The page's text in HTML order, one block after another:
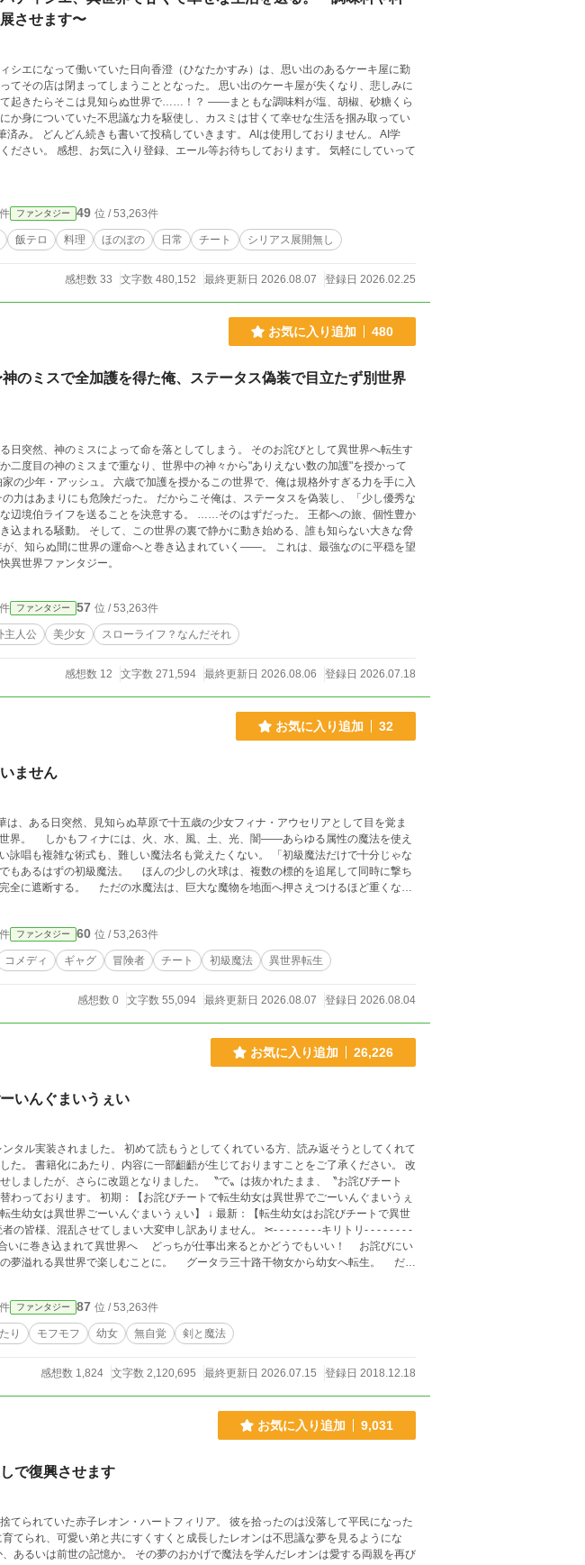
させます〜
シエになって働いていた日向香澄（ひなたかすみ）は、思い出のあるケーキ屋に勤
てしまうこととなった。 思い出のケーキ屋が失くなり、悲しみに
知らぬ世界で……！？ ——まともな調味料が塩、胡椒、砂糖くら
か身についていた不思議な力を駆使し、カスミは甘くて幸せな生活を掴み取ってい
ります。 気軽にしていって
ファンタジー 49 位 / 53,263件
飯テロ 料理 ほのぼの 日常 チート シリアス展開無し
感想数 33 文字数 480,152 最終更新日 2026.08.07 登録日 2026.02.25
お気に入り追加 480
のミスで全加護を得た俺、ステータス偽装で目立たず別世界
ミスによって命を落としてしまう。 そのお詫びとして異世界へ転生す
二度目の神のミスまで重なり、世界中の神々から"ありえない数の加護"を授かって
ことを決意する。 ……そのはずだった。 王都への旅、個性豊か
かに動き始める、誰も知らない大きな脅
異世界ファンタジー。
ファンタジー 57 位 / 53,263件
主人公 美少女 スローライフ？なんだそれ
感想数 12 文字数 271,594 最終更新日 2026.08.06 登録日 2026.07.18
お気に入り追加 32
ません
、ある日突然、見知らぬ草原で十五歳の少女フィナ・アウセリアとして目を覚ま
弟子のリリカ、負けず嫌いな黒級主席エルナ。 仲間たちにツッコま
めていく。 しかし、彼女の魔法へ反応する古代施設、
は、ただ全属性を使えるだけの才能ではなか
ファンタジー 60 位 / 53,263件
コメディ ギャグ 冒険者 チート 初級魔法 異世界転生
感想数 0 文字数 55,094 最終更新日 2026.08.07 登録日 2026.08.04
お気に入り追加 26,226
いんぐまいうぇい
タル実装されました。 初めて読もうとしてくれている方、読み返そうとしてくれて
承ください。 改
しましたが、さらに改題となりました。 〝で〟は抜かれたまま、〝お詫びチート
で転生幼女は異世界でごーいんぐまいうぇ
生幼女は異世界ごーいんぐまいうぇい】 ↓ 最新：【転生幼女はお詫びチートで異世
夢溢れる異世界で楽しむことに。 グータラ三十路干物女から幼女へ転生。 だが
ったなんて記憶はないし、場所は……「森!?」 記憶を取り戻しチート使
れたりといろいろやらかしつつも我が道をひた走る！ 異世界で好きに生き
を楽しみながらごーいんぐまいうぇい！ ＿＿＿＿＿＿＿＿＿＿＿＿＿＿
ありがとうございます！ ＊お知らせは近況ボードにて。 ＊第一部
頻繁に使っています。 逆に読みにくかったらごめんなさい。 ストーリーはゆっくり
ファンタジー 87 位 / 53,263件
り モフモフ 幼女 無自覚 剣と魔法
感想数 1,824 文字数 2,120,695 最終更新日 2026.07.15 登録日 2018.12.18
お気に入り追加 9,031
で復興させます
子レオン・ハートフィリア。 彼を拾ったのは没落して平民になった